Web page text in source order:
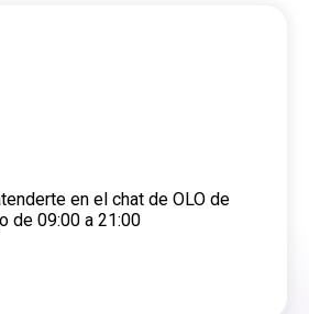
en el chat de OLO de
de 09:00 a 21:00